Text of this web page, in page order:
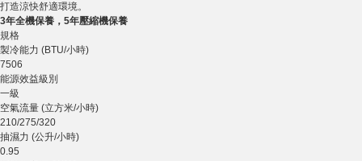
打造涼快舒適環境。
3年全機保養，5年壓縮機保養
規格
製冷能力 (BTU/小時)
7506
能源效益級別
一級
空氣流量 (立方米/小時)
210/275/320
抽濕力 (公升/小時)
0.95